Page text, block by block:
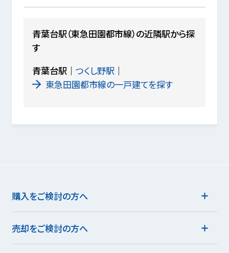
青葉台駅（東急田園都市線）の近隣駅から探
す
青葉台駅
つくし野駅
東急田園都市線の一戸建てを探す
購入をご検討の方へ
売却をご検討の方へ